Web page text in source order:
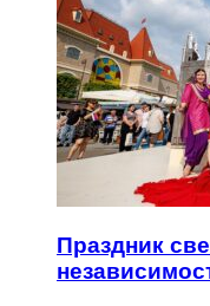
Праздник